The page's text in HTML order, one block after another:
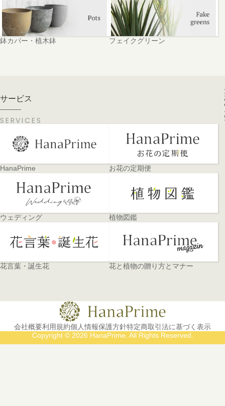
鉢カバー・植木鉢 フェイクグリーン
サービス
SERVICES
HanaPrime お花の定期便
ウェディング 植物図鑑
花言葉・誕生花 花と植物の贈り方とマナー
会社概要利用規約個人情報保護方針特定商取引法に基づく表示
Copyright © 2026 HanaPrime. All Rights Reserved.